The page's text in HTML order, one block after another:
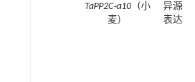
TaPP2C⁃a10（小
麦）
异源
表达